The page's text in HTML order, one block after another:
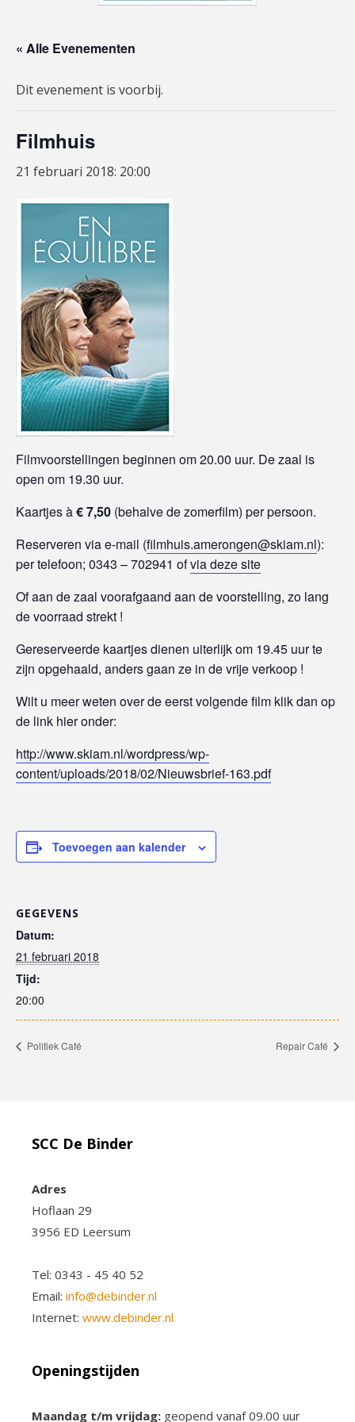
« Alle Evenementen
Dit evenement is voorbij.
Filmhuis
21 februari 2018: 20:00
Filmvoorstellingen beginnen om 20.00 uur. De zaal is
open om 19.30 uur.
Kaartjes à€ 7,50 (behalve de zomerfilm) per persoon.
Reserveren via e-mail (filmhuis.amerongen@skiam.nl):
per telefoon; 0343 – 702941 ofvia deze site
Of aan de zaal voorafgaand aan de voorstelling, zo lang
de voorraad strekt !
Gereserveerde kaartjes dienen uiterlijk om 19.45 uur te
zijn opgehaald, anders gaan ze in de vrije verkoop !
Wilt u meer weten over de eerst volgende film klik dan op
de link hier onder:
http://www.skiam.nl/wordpress/wp-
content/uploads/2018/02/Nieuwsbrief-163.pdf
Toevoegen aan kalender
GEGEVENS
Datum:
21 februari 2018
Tijd:
20:00
Politiek Café Repair Café
SCC De Binder
Adres
Hoflaan 29
3956 ED Leersum
Tel: 0343 - 45 40 52
Email: info@debinder.nl
Internet: www.debinder.nl
Openingstijden
Maandag t/m vrijdag: geopend vanaf 09.00 uur